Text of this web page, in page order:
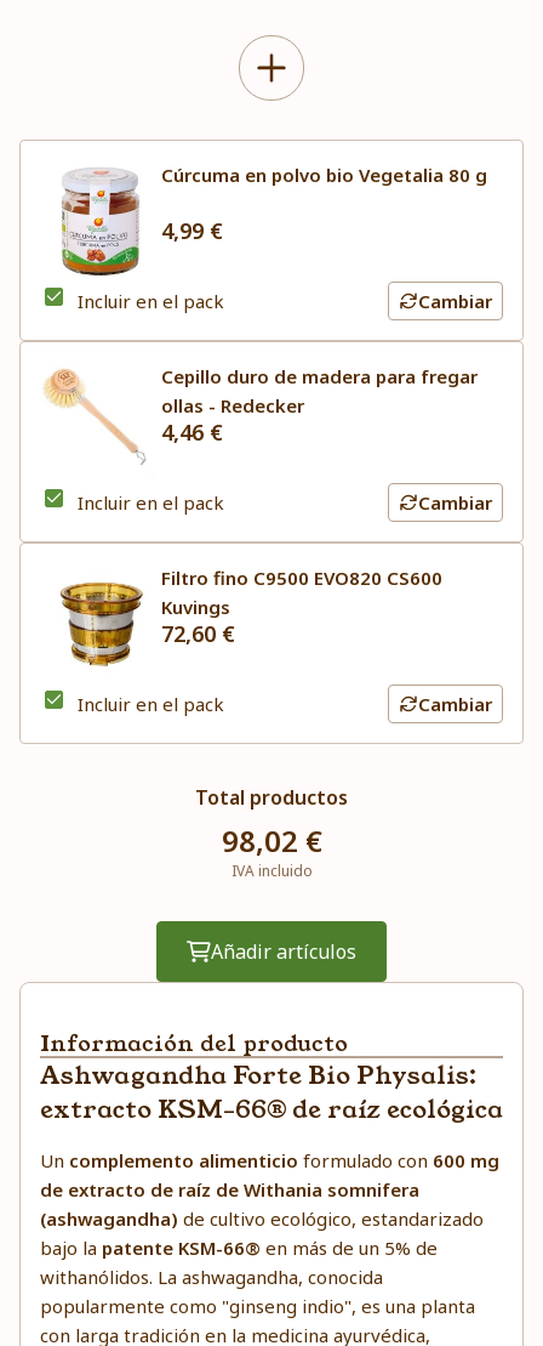
Cúrcuma en polvo bio Vegetalia 80 g
4,99 €
Incluir en el pack Cambiar
Cepillo duro de madera para fregar
ollas - Redecker
4,46 €
Incluir en el pack Cambiar
Filtro fino C9500 EVO820 CS600
Kuvings
72,60 €
Incluir en el pack Cambiar
Total productos
98,02 €
IVA incluido
Añadir artículos
Información del producto
Ashwagandha Forte Bio Physalis:
extracto KSM-66® de raíz ecológica
Un complemento alimenticio formulado con 600 mg
de extracto de raíz de Withania somnifera
(ashwagandha) de cultivo ecológico, estandarizado
bajo la patente KSM-66® en más de un 5% de
withanólidos. La ashwagandha, conocida
popularmente como "ginseng indio", es una planta
con larga tradición en la medicina ayurvédica,